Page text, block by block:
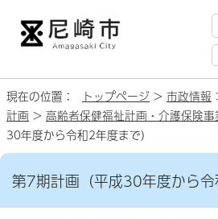
現在の位置： トップページ > 市政情報
計画 > 高齢者保健福祉計画・介護保険事
30年度から令和2年度まで）
第7期計画（平成30年度から令